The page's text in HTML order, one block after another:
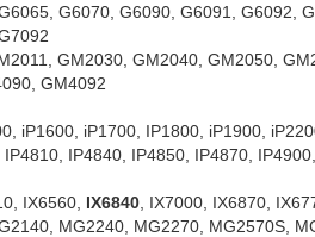
G6070, G6090, G6091, G6092,
GM2030, GM2040, GM2050,
GM4092
iP1600, iP1700, IP1800, iP1900,
IP4840, IP4850, IP4870,
IX6560, IX6840, IX7000, IX6870,
MG2240, MG2270, MG2570S,